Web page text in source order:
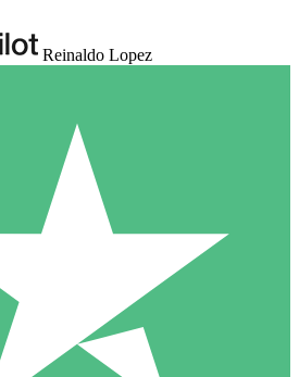
Reinaldo Lopez